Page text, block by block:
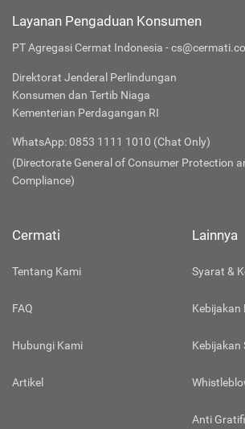
Layanan Pengaduan Konsumen
PT Agregasi Cermat Indonesia -
Direktorat Jenderal Perlindungan
Konsumen dan Tertib Niaga
Kementerian Perdagangan RI
WhatsApp: 0853 1111 1010 (Chat Only)
(Directorate General of Consumer Protection
Compliance)
Cermati
Tentang Kami
FAQ
Hubungi Kami
Artikel
Lainnya
Syarat &
Kebijakan
Kebijakan
Anti